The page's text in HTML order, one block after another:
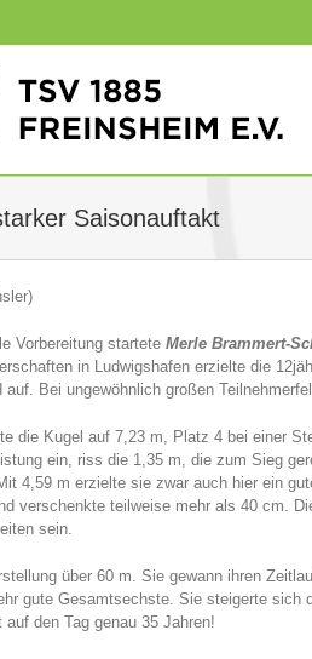
Saisonauftakt
Vorbereitung startete Merle Brammert-
in Ludwigshafen erzielte die
auf. Bei ungewöhnlich großen
die Kugel auf 7,23 m, Platz 4 bei einer
ein, riss die 1,35 m, die zum Sieg
4,59 m erzielte sie zwar auch hier ein
verschenkte teilweise mehr als 40 cm.
sein.
über 60 m. Sie gewann ihren
gute Gesamtsechste. Sie steigerte
auf den Tag genau 35 Jahren!